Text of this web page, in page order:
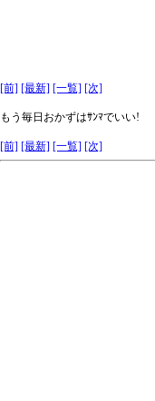
[前] [最新] [一覧] [次]
もう毎日おかずはｻﾝﾏでいい!
[前] [最新] [一覧] [次]